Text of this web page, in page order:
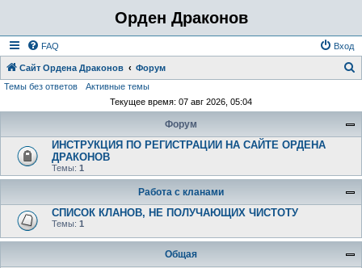
Орден Драконов
FAQ Вход
Сайт Ордена Драконов Форум
Темы без ответов
Активные темы
Текущее время: 07 авг 2026, 05:04
Форум
ИНСТРУКЦИЯ ПО РЕГИСТРАЦИИ НА САЙТЕ ОРДЕНА
ДРАКОНОВ
Темы: 1
Работа с кланами
СПИСОК КЛАНОВ, НЕ ПОЛУЧАЮЩИХ ЧИСТОТУ
Темы: 1
Общая